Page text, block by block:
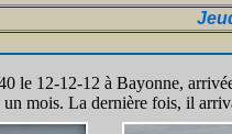
le 12-12-12 à Bayonne,
un mois. La dernière fois, il